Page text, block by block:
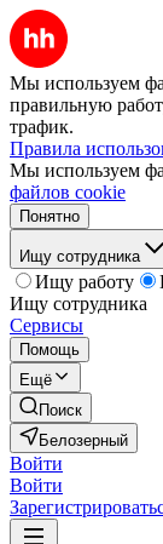
Мы используем
правильную
трафик.
Правила
Мы используем
файлов cookie
Понятно
Ищу сотрудника
Ищу работу
Ищу сотрудника
Сервисы
Помощь
Ещё
Поиск
Белозерный
Войти
Войти